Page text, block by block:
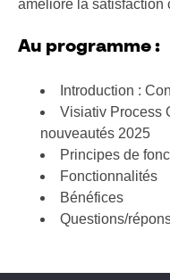
améliore la satisfaction
Au programme :
Introduction :
Visiativ Process
nouveautés 2025
Principes de
Fonctionnalités
Bénéfices
Questions/